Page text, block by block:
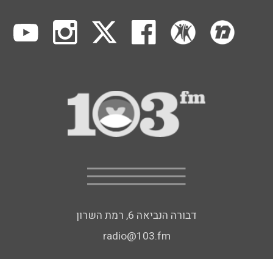
דבורה הנביאה 6, רמת השרון
radio@103.fm